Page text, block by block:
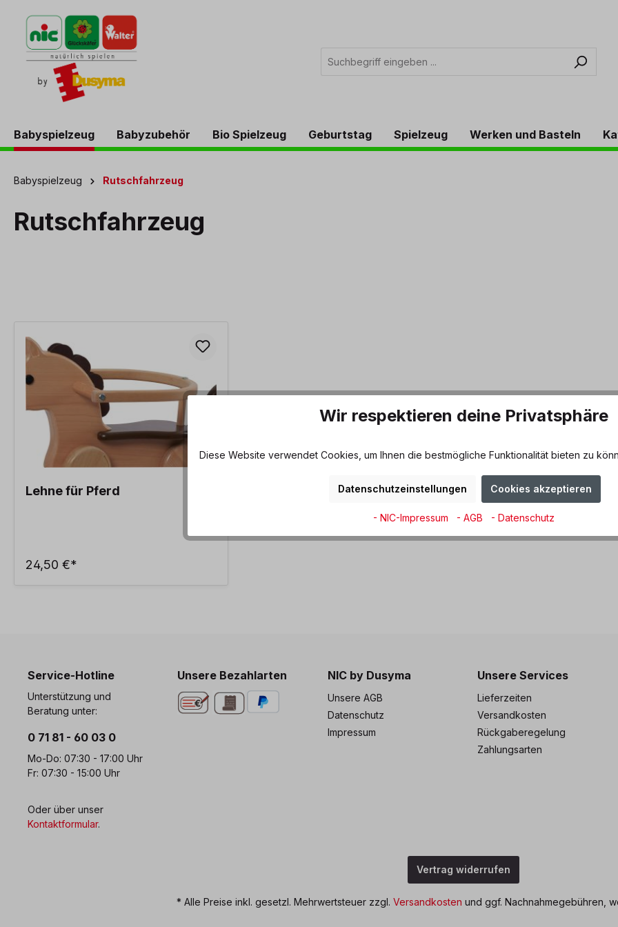
Zur Hauptnavigation springen
Babyspielzeug Babyzubehör Bio Spielzeug Geburtstag Spielzeug Werken und Basteln
Babyspielzeug Rutschfahrzeug
Rutschfahrzeug
Lehne für Pferd
24,50 €*
Service-Hotline
Unterstützung und
Beratung unter:
0 71 81 - 60 03 0
Mo-Do: 07:30 - 17:00 Uhr
Fr: 07:30 - 15:00 Uhr
Oder über unser
Kontaktformular.
Unsere Bezahlarten NIC by Dusyma
Unsere AGB
Datenschutz
Impressum
Unsere Services
Lieferzeiten
Versandkosten
Rückgaberegelung
Zahlungsarten
Vertrag widerrufen
* Alle Preise inkl. gesetzl. Mehrwertsteuer zzgl. Versandkosten und ggf. Nachnahmegebühren,
Wir respektieren deine Privatsphäre
Diese Website verwendet Cookies, um Ihnen die bestmögliche Funktionalität bieten zu
Datenschutzeinstellungen Cookies akzeptieren
- NIC-Impressum - AGB - Datenschutz